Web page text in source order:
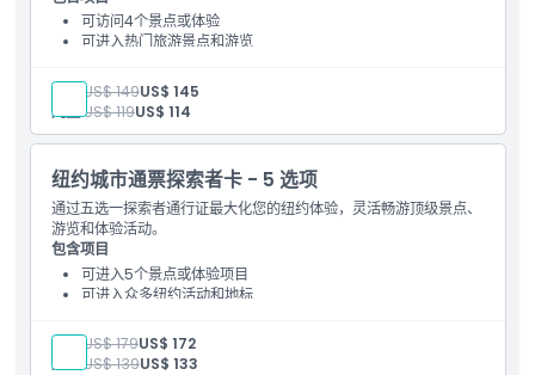
可访问4个景点或体验
可进入热门旅游景点和游览
独家折扣和优惠
自首次兑换起连续有效30天
成人: US$ 149US$ 145
儿童:US$ 119US$ 114
纽约城市通票探索者卡 - 5 选项
通过五选一探索者通行证最大化您的纽约体验，灵活畅游顶级景点、
游览和体验活动。
包含项目
可进入5个景点或体验项目
可进入众多纽约活动和地标
精选景点折扣和优惠
首次使用后有效期为30天
成人: US$ 179US$ 172
儿童: US$ 139US$ 133